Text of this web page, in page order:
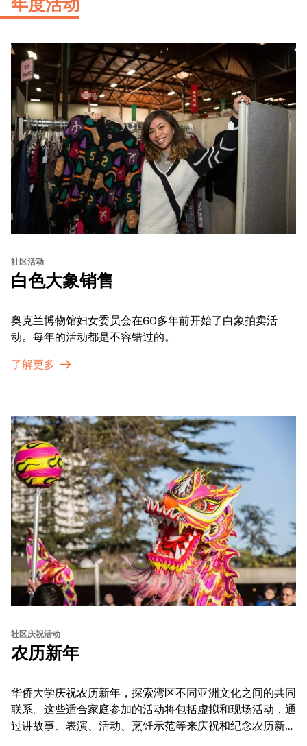
年度活动
社区活动
白色大象销售
奥克兰博物馆妇女委员会在60多年前开始了白象拍卖活
动。每年的活动都是不容错过的。
了解更多
社区庆祝活动
农历新年
华侨大学庆祝农历新年，探索湾区不同亚洲文化之间的共同
联系。这些适合家庭参加的活动将包括虚拟和现场活动，通
过讲故事、表演、活动、烹饪示范等来庆祝和纪念农历新年